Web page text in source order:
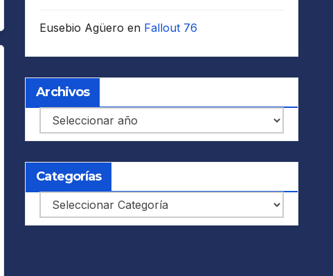
Eusebio Agüero en Fallout 76
Archivos
Archivos
Categorías
Categorías